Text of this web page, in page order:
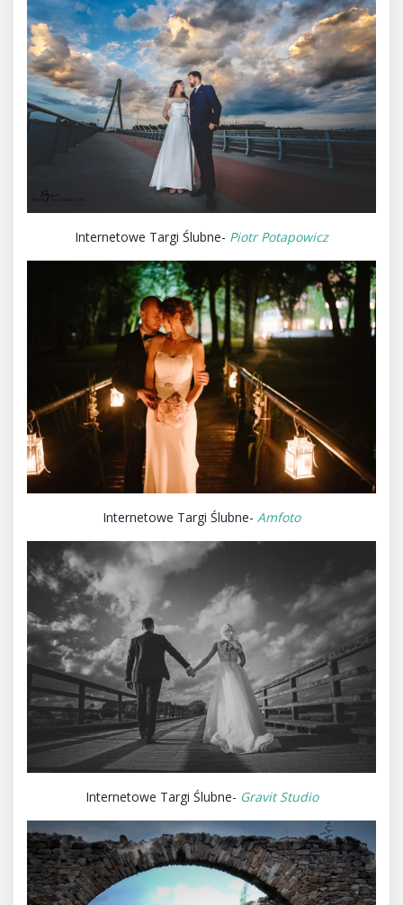
Internetowe Targi Ślubne- Piotr Potapowicz
Internetowe Targi Ślubne- Amfoto
Internetowe Targi Ślubne- Gravit Studio